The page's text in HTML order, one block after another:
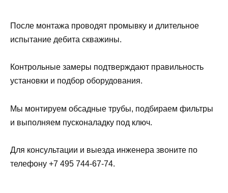
После монтажа проводят промывку и длительное
испытание дебита скважины.
Контрольные замеры подтверждают правильность
установки и подбор оборудования.
Мы монтируем обсадные трубы, подбираем фильтры
и выполняем пусконаладку под ключ.
Для консультации и выезда инженера звоните по
телефону +7 495 744-67-74.